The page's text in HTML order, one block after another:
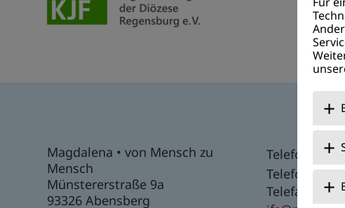
Magdalena • von Mensch zu
Mensch
Münstererstraße 9a
93326 Abensberg
Telefon IFS:
Telefon
Telefax: +49
Statistik / Marketing
Externe Inhalte